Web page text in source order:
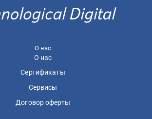
О нас
О нас
Сертификаты
Сервисы
Договор оферты